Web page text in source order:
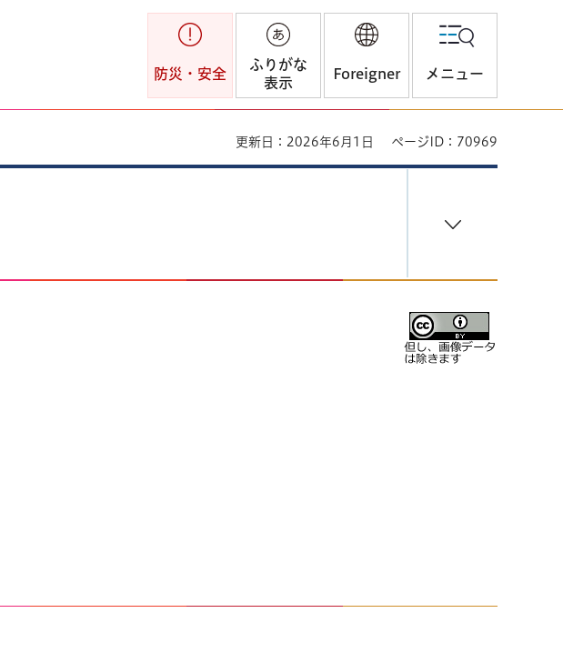
防災・安全
ふりがな
表示
Foreigner メニュー
更新日：2026年6月1日 ページID：70969